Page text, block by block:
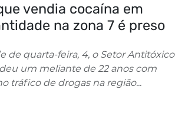
vendia cocaína em
na zona 7 é preso
de quarta-feira, 4, o Setor Antitóxico
um meliante de 22 anos com
tráfico de drogas na região...